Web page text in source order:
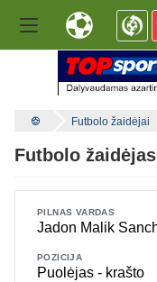
Futbolo žaidėjai
Futbolo
PILNAS VARDAS
Jadon Malik
POZICIJA
Puolėjas - krašto